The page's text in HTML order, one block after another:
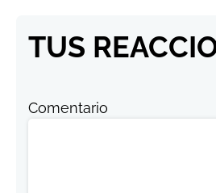
TUS
Comentario